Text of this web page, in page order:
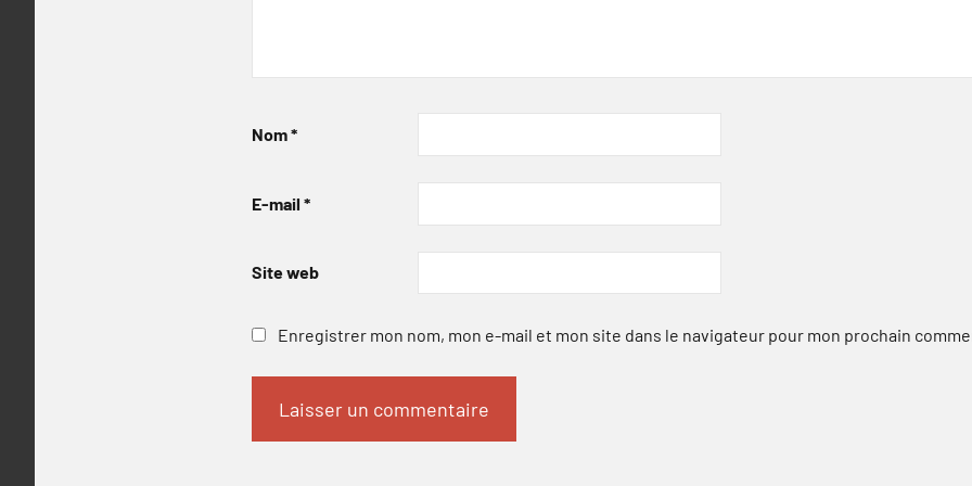
Nom*
E-mail *
Site web
Enregistrer mon nom, mon e-mail et mon site dans le navigateur pour mon prochain